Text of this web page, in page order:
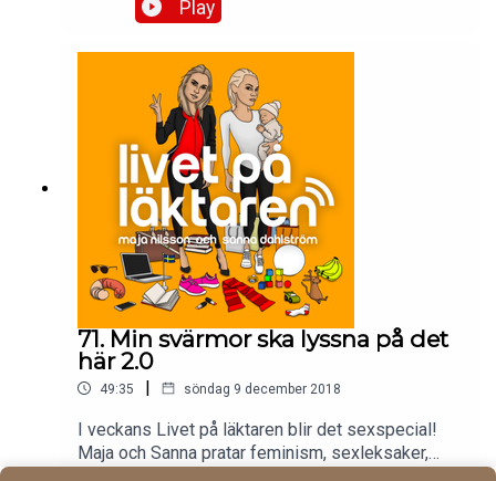
Play
71. Min svärmor ska lyssna på det
här 2.0
49:35 | söndag 9 december 2018
I veckans Livet på läktaren blir det sexspecial!
Maja och Sanna pratar feminism, sexleksaker,